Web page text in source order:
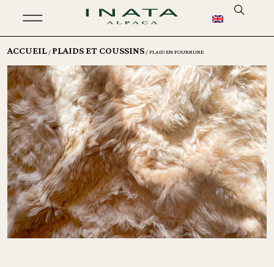
ACCUEIL / PLAIDS ET COUSSINS / PLAID EN FOURRURE